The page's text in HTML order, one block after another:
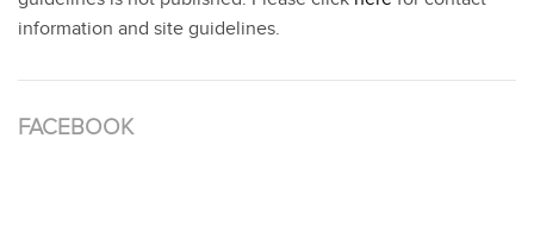
information and site guidelines.
FACEBOOK